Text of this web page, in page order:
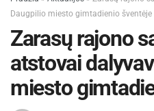
Daugpilio miesto gimtadienio šventėje
Zarasų rajono
atstovai
miesto